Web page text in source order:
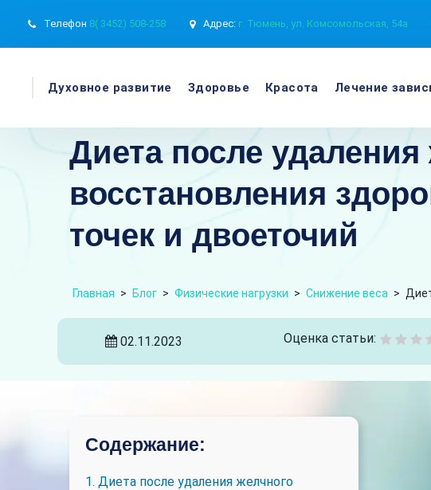
Телефон 8( 3452) 508-258 Адрес: г. Тюмень, ул. Комсомольская, 54а
Духовное развитие Здоровье Красота Лечение
Диета после
восстановления
точек и двоеточий
Главная > Блог > Физические нагрузки > Снижение веса >
02.11.2023 Оценка статьи:
Содержание:
1. Диета после удаления желчного